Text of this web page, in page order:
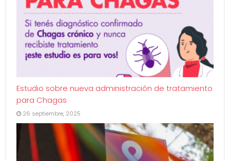
Estudio sobre nueva administración de tratamiento
para Chagas
26 septiembre, 2025